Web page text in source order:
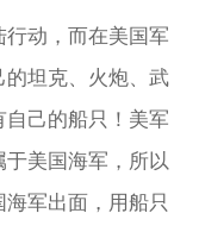
动，而在美国军
的坦克、火炮、武
己的船只！美军
美国海军，所以
军出面，用船只